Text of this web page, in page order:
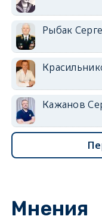
Рыбак
Кажанов
Мнения